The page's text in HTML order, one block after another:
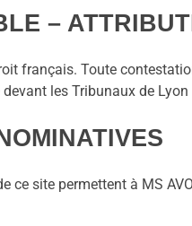
–
français. Toute
les Tribunaux de
site permettent à MS